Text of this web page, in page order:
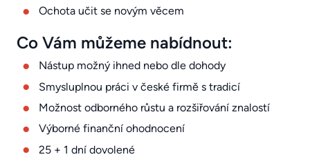
Ochota učit se novým věcem
Co Vám můžeme nabídnout:
Nástup možný ihned nebo dle dohody
Smysluplnou práci v české firmě s tradicí
Možnost odborného růstu a rozšiřování znalostí
Výborné finanční ohodnocení
25 + 1 dní dovolené